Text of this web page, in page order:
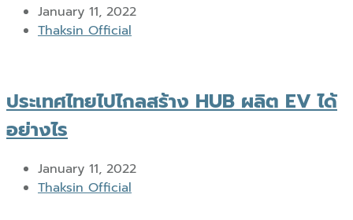
January 11, 2022
Author
Thaksin Official
ประเทศไทยไปไกลสร้าง HUB ผลิต EV ได้
อย่างไร
January 11, 2022
Author
Thaksin Official